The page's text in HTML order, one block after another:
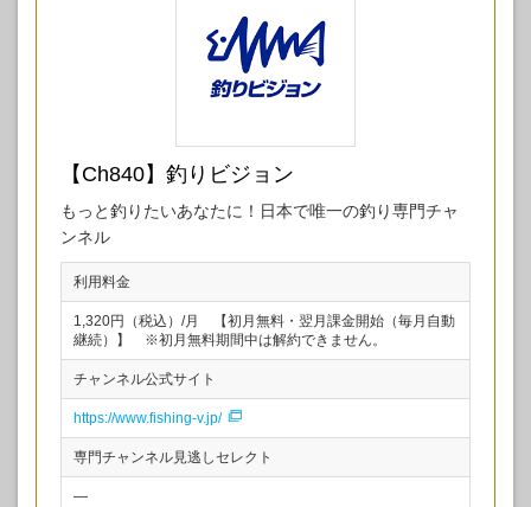
【Ch840】釣りビジョン
もっと釣りたいあなたに！日本で唯一の釣り専門チャ
ンネル
利用料金
1,320円（税込）/月 【初月無料・翌月課金開始（毎月自動
継続）】 ※初月無料期間中は解約できません。
チャンネル公式サイト
https://www.fishing-v.jp/
専門チャンネル見逃しセレクト
―